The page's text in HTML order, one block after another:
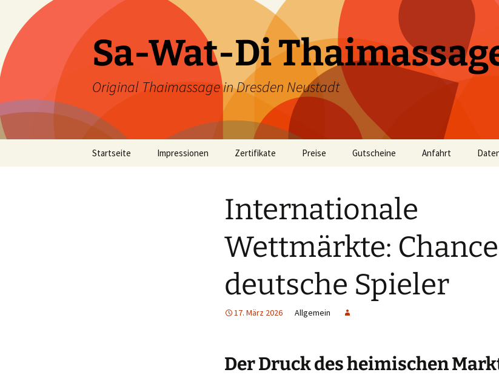
Inhalt
springen
Sa-Wat-Di
Original Thaimassage in Dresden Neustadt
Startseite Impressionen Zertifikate Preise Gutscheine Anfahrt
Internationale
Wettmärkte:
deutsche Spieler
17. März 2026 Allgemein
Der Druck des heimischen